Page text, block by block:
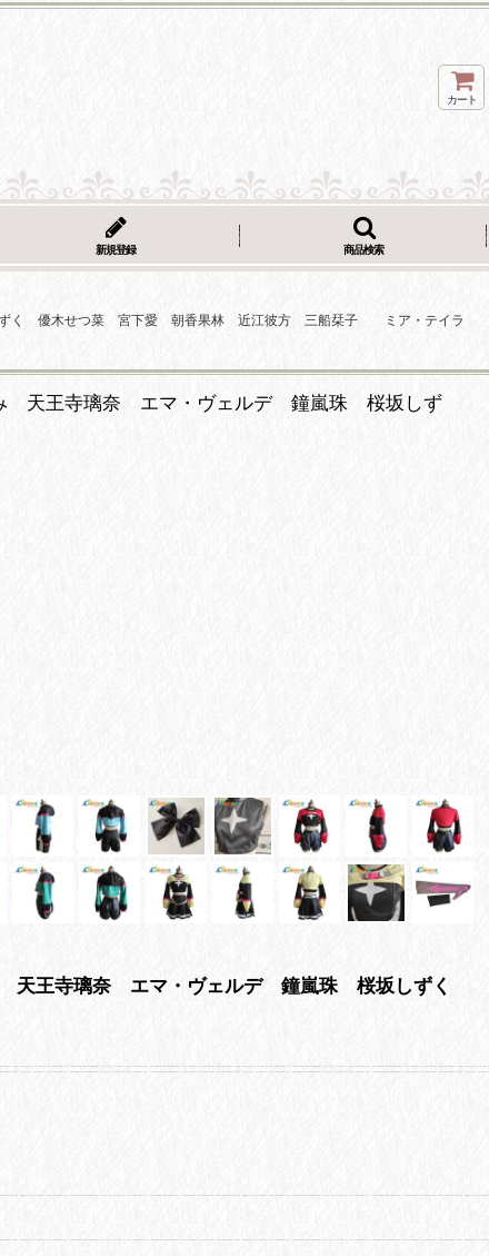
カート
新規登録 商品検索
ずく 優木せつ菜 宮下愛 朝香果林 近江彼方 三船栞子 ミア・テイラ
天王寺璃奈 エマ・ヴェルデ 鐘嵐珠 桜坂しず
天王寺璃奈 エマ・ヴェルデ 鐘嵐珠 桜坂しずく